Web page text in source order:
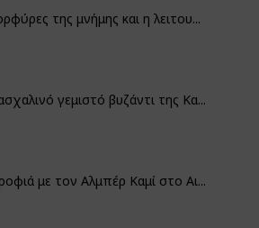
της μνήμης και η λειτου...
γεμιστό βυζάντι της Κα...
με τον Αλμπέρ Καμί στο Αι...